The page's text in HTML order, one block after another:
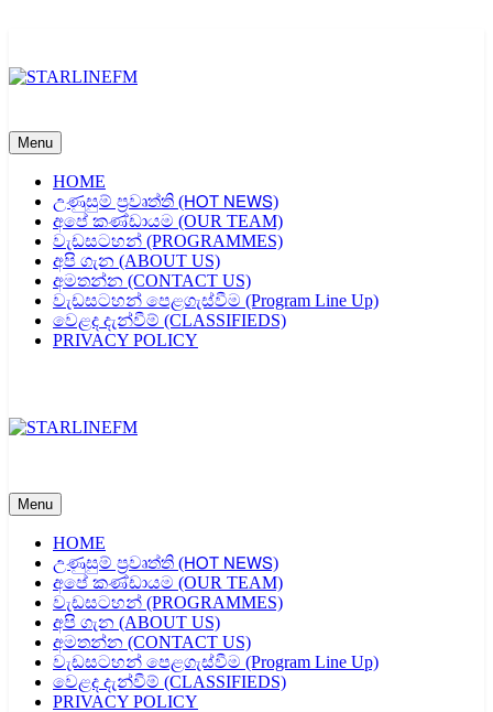
Menu
HOME
උණුසුම් ප්‍රවෘත්ති (𝖧𝖮𝖳 𝖭𝖤𝖶𝖲)
අපේ කණ්ඩායම (OUR TEAM)
වැඩසටහන් (PROGRAMMES)
අපි ගැන (ABOUT US)
අමතන්න (CONTACT US)
වැඩසටහන් පෙළගැස්වීම (Program Line Up)
වෙළද දැන්වීම් (CLASSIFIEDS)
PRIVACY POLICY
Menu
HOME
උණුසුම් ප්‍රවෘත්ති (𝖧𝖮𝖳 𝖭𝖤𝖶𝖲)
අපේ කණ්ඩායම (OUR TEAM)
වැඩසටහන් (PROGRAMMES)
අපි ගැන (ABOUT US)
අමතන්න (CONTACT US)
වැඩසටහන් පෙළගැස්වීම (Program Line Up)
වෙළද දැන්වීම් (CLASSIFIEDS)
PRIVACY POLICY